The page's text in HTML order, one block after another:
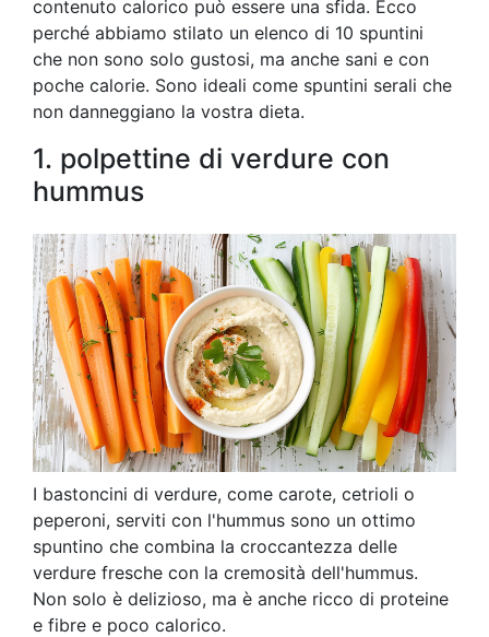
contenuto calorico può essere una sfida. Ecco
perché abbiamo stilato un elenco di 10 spuntini
che non sono solo gustosi, ma anche sani e con
poche calorie. Sono ideali come spuntini serali che
non danneggiano la vostra dieta.
1. polpettine di verdure con
hummus
I bastoncini di verdure, come carote, cetrioli o
peperoni, serviti con l'hummus sono un ottimo
spuntino che combina la croccantezza delle
verdure fresche con la cremosità dell'hummus.
Non solo è delizioso, ma è anche ricco di proteine
e fibre e poco calorico.